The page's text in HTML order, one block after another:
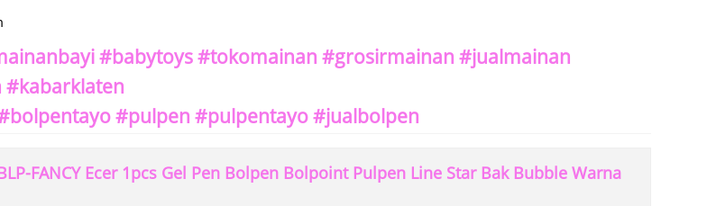
#babytoys #tokomainan #grosirmainan #jualmainan
#kabarklaten
#pulpen #pulpentayo #jualbolpen
FANCY Ecer 1pcs Gel Pen Bolpen Bolpoint Pulpen Line Star Bak Bubble Warna